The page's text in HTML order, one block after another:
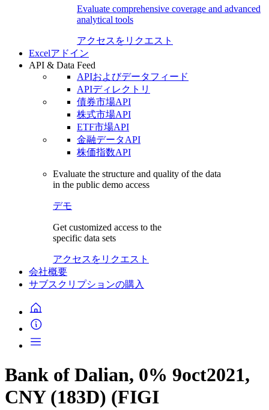
Evaluate comprehensive coverage and advanced
analytical tools
アクセスをリクエスト
Excelアドイン
API & Data Feed
APIおよびデータフィード
APIディレクトリ
債券市場API
株式市場API
ETF市場API
金融データAPI
株価指数API
Evaluate the structure and quality of the data
in the public demo access
デモ
Get customized access to the
specific data sets
アクセスをリクエスト
会社概要
サブスクリプションの購入
Bank of Dalian, 0% 9oct2021,
CNY (183D) (FIGI